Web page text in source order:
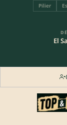
Pilier
El